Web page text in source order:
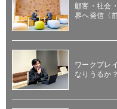
顧客・社会
界へ発信〈
ワークプレ
なりうるか？